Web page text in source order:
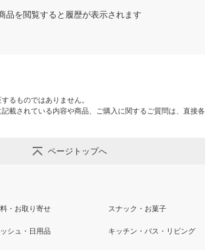
品を閲覧すると履歴が表示されます
るものではありません。
されている内容や商品、ご購入に関するご質問は、直接
ページトップへ
・お取り寄せ スナック・お菓子
シュ・日用品 キッチン・バス・リビング